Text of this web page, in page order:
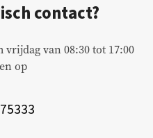
contact?
van 08:30 tot 17:00
op